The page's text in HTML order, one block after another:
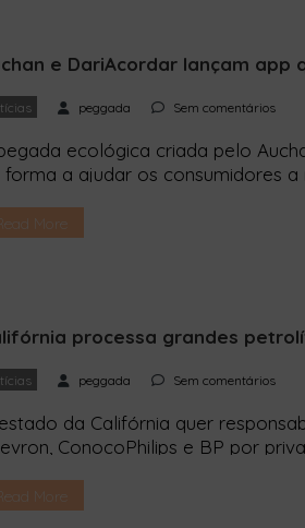
e DariAcordar lançam
peggada Sem comentários
ecológica criada pelo
forma a ajudar os consumidores
DariAcordarm lançaram
More
processa grandes
peggada Sem comentários
da Califórnia quer
ConocoPhilips e BP por
da Califórnia está a
More